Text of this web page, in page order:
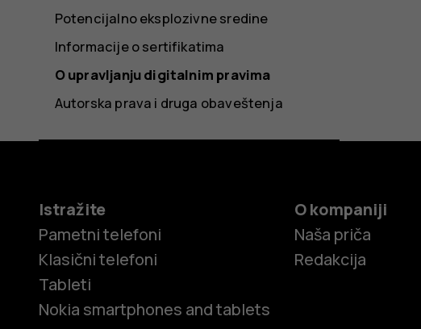
Potencijalno eksplozivne sredine
Informacije o sertifikatima
O upravljanju digitalnim pravima
Autorska prava i druga obaveštenja
Istražite
Pametni telefoni
Klasični telefoni
Tableti
Nokia smartphones and tablets
O kompaniji
Naša priča
Redakcija